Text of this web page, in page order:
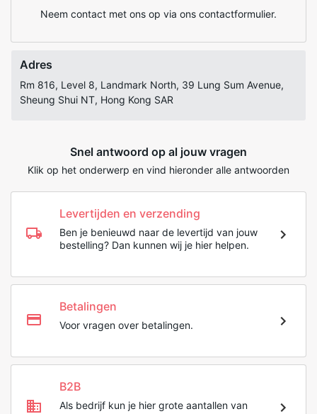
Neem contact met ons op via ons contactformulier.
Adres
Rm 816, Level 8, Landmark North, 39 Lung Sum Avenue,
Sheung Shui NT, Hong Kong SAR
Snel antwoord op al jouw vragen
Klik op het onderwerp en vind hieronder alle antwoorden
Levertijden en verzending
Ben je benieuwd naar de levertijd van jouw
bestelling? Dan kunnen wij je hier helpen.
Betalingen
Voor vragen over betalingen.
B2B
Als bedrijf kun je hier grote aantallen van